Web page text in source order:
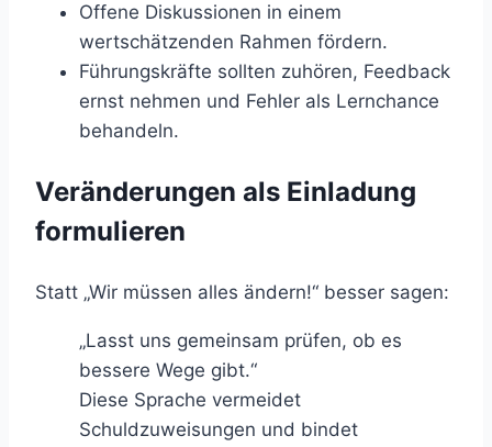
Offene Diskussionen in einem
wertschätzenden Rahmen fördern.
Führungskräfte sollten zuhören, Feedback
ernst nehmen und Fehler als Lernchance
behandeln.
Veränderungen als Einladung
formulieren
Statt „Wir müssen alles ändern!“ besser sagen:
„Lasst uns gemeinsam prüfen, ob es
bessere Wege gibt.“
Diese Sprache vermeidet
Schuldzuweisungen und bindet